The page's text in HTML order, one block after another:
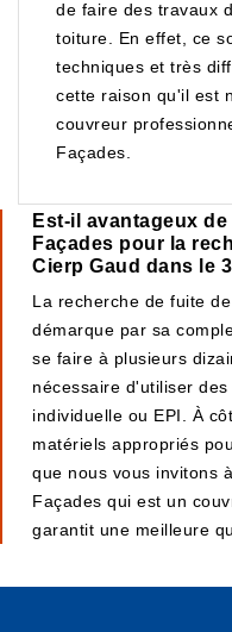
de faire des travaux
toiture. En effet, ce
techniques et très
cette raison qu'il est
couvreur
Façades.
Est-il avantageux
Façades pour la
Cierp Gaud dans le
La recherche de fuite
démarque par sa
se faire à plusieurs
nécessaire d'utiliser
individuelle ou EPI. À
matériels appropriés
que nous vous invitons
Façades qui est un
garantit une meilleure